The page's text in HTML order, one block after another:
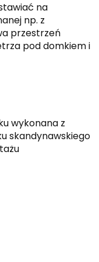
na
np. z
przestrzeń
pod domkiem i
wykonana z
skandynawskiego